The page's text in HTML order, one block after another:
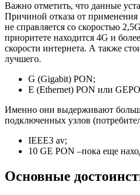
Важно отметить, что данные
Причиной отказа от применения
не справляется со скоростью
приоритете находится 4G и
скорости интернета. А также
лучшего.
G (Gigabit) PON;
E (Ethernet) PON или
Именно они выдерживают
подключенных узлов
IEEE3 av;
10 GE PON –пока еще
Основные